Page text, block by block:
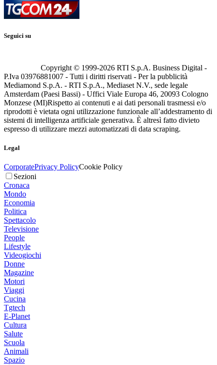
Seguici su
Copyright © 1999-2026 RTI S.p.A. Business Digital -
P.Iva 03976881007 - Tutti i diritti riservati - Per la pubblicità
Mediamond S.p.A. - RTI S.p.A., Mediaset N.V., sede legale
Amsterdam (Paesi Bassi) - Uffici Viale Europa 46, 20093 Cologno
Monzese (MI)Rispetto ai contenuti e ai dati personali trasmessi e/o
riprodotti è vietata ogni utilizzazione funzionale all’addestramento di
sistemi di intelligenza artificiale generativa. È altresì fatto divieto
espresso di utilizzare mezzi automatizzati di data scraping.
Legal
CorporatePrivacy PolicyCookie Policy
Sezioni
Cronaca
Mondo
Economia
Politica
Spettacolo
Televisione
People
Lifestyle
Videogiochi
Donne
Magazine
Motori
Viaggi
Cucina
Tgtech
E-Planet
Cultura
Salute
Scuola
Animali
Spazio